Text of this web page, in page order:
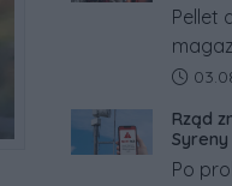
Pellet
dzieje?
Data
Rząd
Syreny
Po